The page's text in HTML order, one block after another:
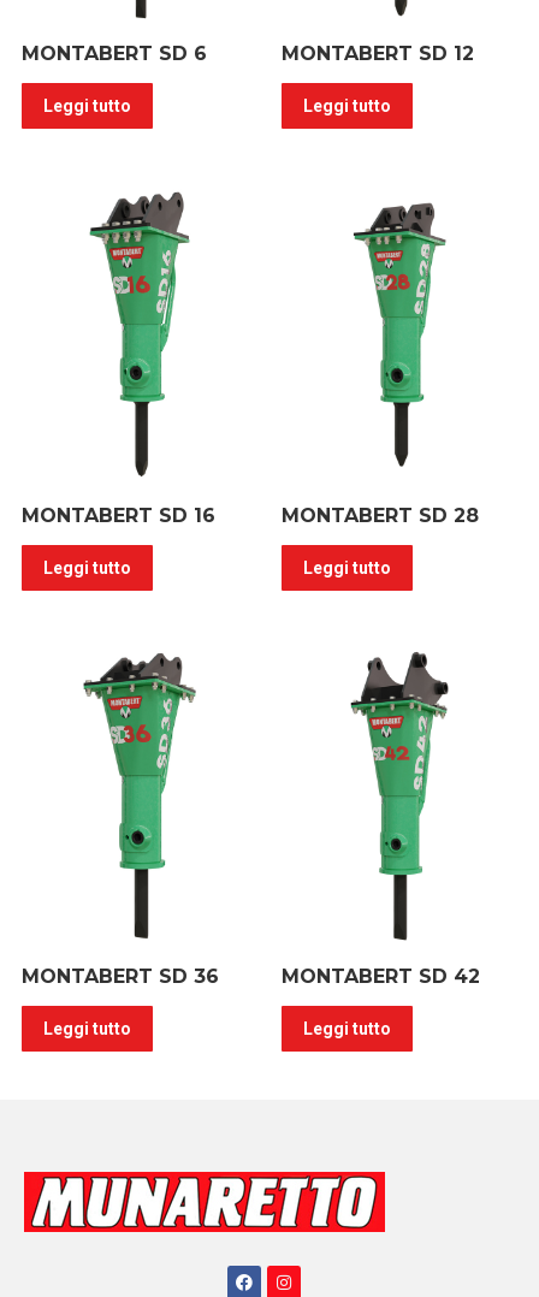
MONTABERT SD 6
Leggi tutto
MONTABERT SD 12
Leggi tutto
MONTABERT SD 16
Leggi tutto
MONTABERT SD 28
Leggi tutto
MONTABERT SD 36
Leggi tutto
MONTABERT SD 42
Leggi tutto